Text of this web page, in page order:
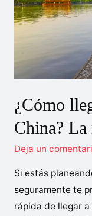
en
2023
¿Cómo
China? La
Deja un
Si estás
seguramente te
rápida de llegar